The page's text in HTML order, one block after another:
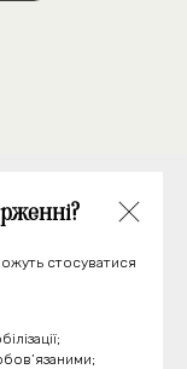
стосуватися